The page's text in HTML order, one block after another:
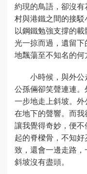
約現的鳥語，卻沒
村與港鐵之間的接
以鋼鐵勉強支撐的
光一掠而過，遺留
地飄蕩至不知名的何
小時候，與外公
公孫倆卻笑聲連連
一步地走上斜坡。
在地下的聲響。而
讓我覺得奇妙，便
起的脊樑骨，不知
致，還會一邊走路
斜坡沒有盡頭。